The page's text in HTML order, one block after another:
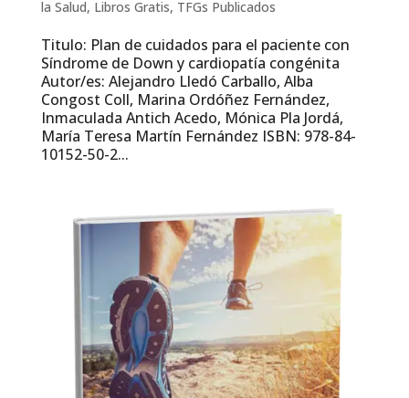
la Salud, Libros Gratis, TFGs Publicados
Titulo: Plan de cuidados para el paciente con
Síndrome de Down y cardiopatía congénita
Autor/es: Alejandro Lledó Carballo, Alba
Congost Coll, Marina Ordóñez Fernández,
Inmaculada Antich Acedo, Mónica Pla Jordá,
María Teresa Martín Fernández ISBN: 978-84-
10152-50-2...